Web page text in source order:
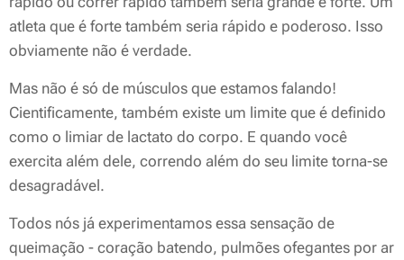
atleta que é forte também seria rápido e poderoso. Isso
obviamente não é verdade.
Mas não é só de músculos que estamos falando!
Cientificamente, também existe um limite que é definido
como o limiar de lactato do corpo. E quando você
exercita além dele, correndo além do seu limite torna-se
desagradável.
Todos nós já experimentamos essa sensação de
queimação - coração batendo, pulmões ofegantes por ar